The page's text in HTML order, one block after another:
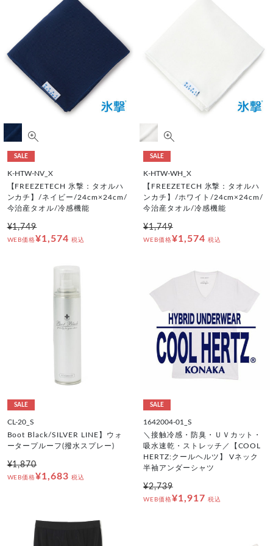
SALE
K-HTW-NV_X
【FREEZETECH 氷撃：タオルハ
ンカチ】/ネイビー/24cm×24cm/
今治産タオル/冷感機能
¥1,749
WEB価格¥1,574 税込
SALE
K-HTW-WH_X
【FREEZETECH 氷撃：タオルハ
ンカチ】/ホワイト/24cm×24cm/
今治産タオル/冷感機能
¥1,749
WEB価格¥1,574 税込
SALE
CL-20_S
Boot Black/SILVER LINE】ウォ
ータープルーフ(撥水スプレー)
¥1,870
WEB価格¥1,683 税込
SALE
1642004-01_S
＼接触冷感・防臭・ＵＶカット・
吸水速乾・ストレッチ／【COOL
HERTZ:クールヘルツ】 Vネック
半袖アンダーシャツ
¥2,739
WEB価格¥1,917 税込